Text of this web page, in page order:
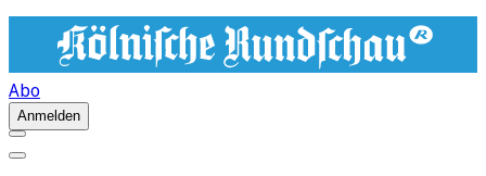
Abo
Anmelden